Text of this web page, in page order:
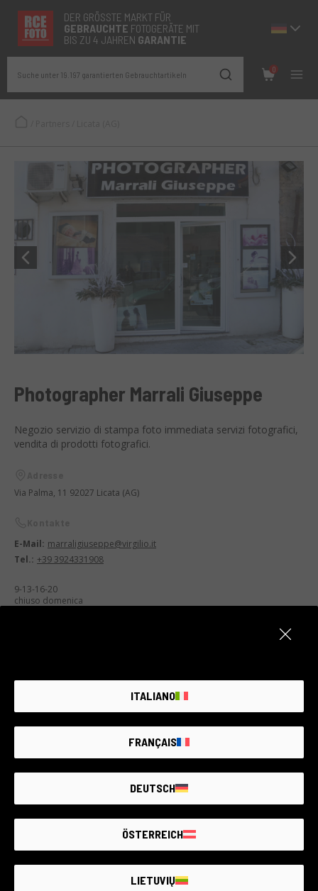
DER GRÖSSTE MARKT FÜR
GEBRAUCHTE FOTOGERÄTE MIT
BIS ZU 4 JAHREN GARANTIE
Suche unter 19.197 garantierten Gebrauchtartikeln
0
Photographer Marrali Giuseppe
Negozio servizio di stampa foto immediata servizi fotografici,
vendita di prodotti fotografici.
Via Palma, 11 92027 Licata (AG)
E-Mail: marraligiuseppe@virgilio.it
Tel.: +39 3924331908
9-13-16-20
chiuso domenica
ITALIANO
FRANÇAIS
DEUTSCH
ÖSTERREICH
LIETUVIŲ